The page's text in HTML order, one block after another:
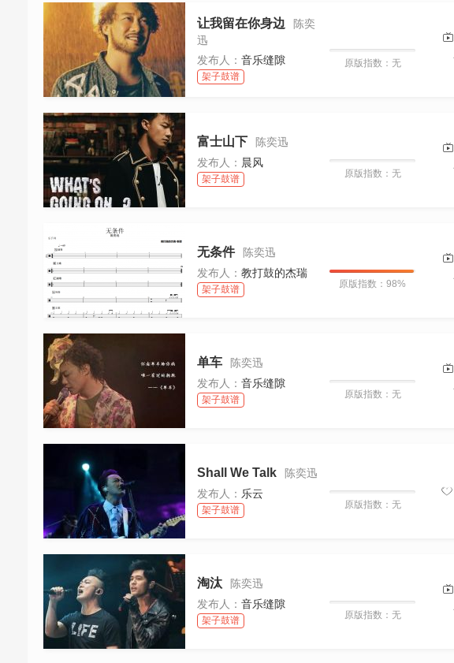
让我留在你身边
陈奕
迅
发布人： 音乐缝隙
架子鼓谱
原版指数：无
富士山下
陈奕迅
发布人： 晨风
架子鼓谱
原版指数：无
无条件
陈奕迅
发布人： 教打鼓的杰瑞
架子鼓谱
原版指数：98%
单车
陈奕迅
发布人： 音乐缝隙
架子鼓谱
原版指数：无
Shall We Talk
陈奕迅
发布人： 乐云
架子鼓谱
原版指数：无
淘汰
陈奕迅
发布人： 音乐缝隙
架子鼓谱
原版指数：无